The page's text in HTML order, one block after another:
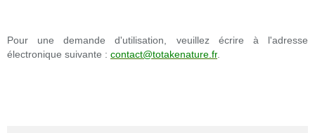
Pour une demande d'utilisation, veuillez écrire à l'adresse
électronique suivante : contact@totakenature.fr